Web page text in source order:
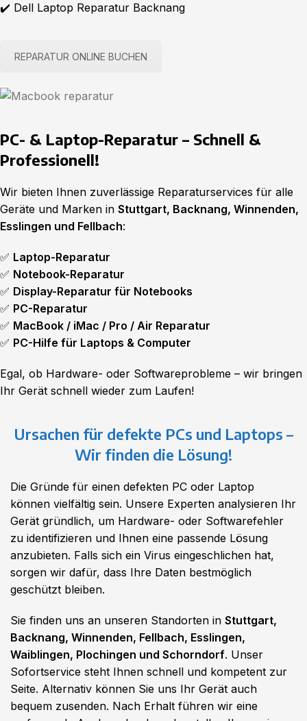
✔️ Dell Laptop Reparatur Backnang
REPARATUR ONLINE BUCHEN
PC- & Laptop-Reparatur – Schnell &
Professionell!
Wir bieten Ihnen zuverlässige Reparaturservices für alle
Geräte und Marken in Stuttgart, Backnang, Winnenden,
Esslingen und Fellbach:
✅ Laptop-Reparatur
✅ Notebook-Reparatur
✅ Display-Reparatur für Notebooks
✅ PC-Reparatur
✅ MacBook / iMac / Pro / Air Reparatur
✅ PC-Hilfe für Laptops & Computer
Egal, ob Hardware- oder Softwareprobleme – wir bringen
Ihr Gerät schnell wieder zum Laufen!
Ursachen für defekte PCs und Laptops –
Wir finden die Lösung!
Die Gründe für einen defekten PC oder Laptop
können vielfältig sein. Unsere Experten analysieren Ihr
Gerät gründlich, um Hardware- oder Softwarefehler
zu identifizieren und Ihnen eine passende Lösung
anzubieten. Falls sich ein Virus eingeschlichen hat,
sorgen wir dafür, dass Ihre Daten bestmöglich
geschützt bleiben.
Sie finden uns an unseren Standorten in Stuttgart,
Backnang, Winnenden, Fellbach, Esslingen,
Waiblingen, Plochingen und Schorndorf. Unser
Sofortservice steht Ihnen schnell und kompetent zur
Seite. Alternativ können Sie uns Ihr Gerät auch
bequem zusenden. Nach Erhalt führen wir eine